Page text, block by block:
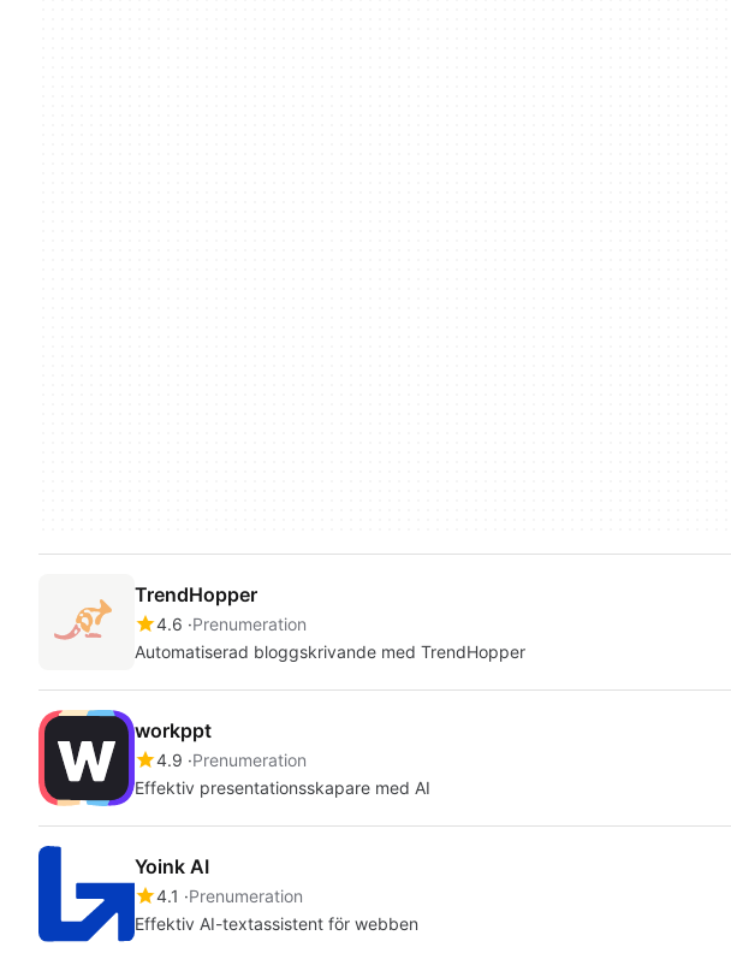
TrendHopper
4.6 Prenumeration
Automatiserad bloggskrivande med TrendHopper
workppt
4.9 Prenumeration
Effektiv presentationsskapare med AI
Yoink AI
4.1
Prenumeration
Effektiv AI-textassistent för webben